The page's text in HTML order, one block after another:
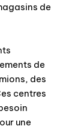
de
de
des
centres
une